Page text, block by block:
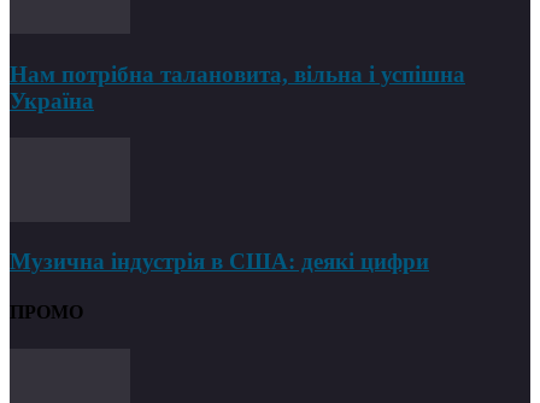
Нам потрібна талановита, вільна і успішна
Україна
Музична індустрія в США: деякі цифри
ПРОМО